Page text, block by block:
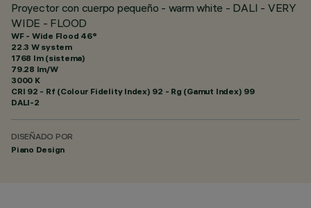
Proyector con cuerpo pequeño - warm white - DALI - VERY
WIDE - FLOOD
WF - Wide Flood 46°
22.3 W system
1768 lm (sistema)
79.28 lm/W
3000 K
CRI 92 - Rf (Colour Fidelity Index) 92 - Rg (Gamut Index) 99
DALI-2
DISEÑADO POR
Piano Design